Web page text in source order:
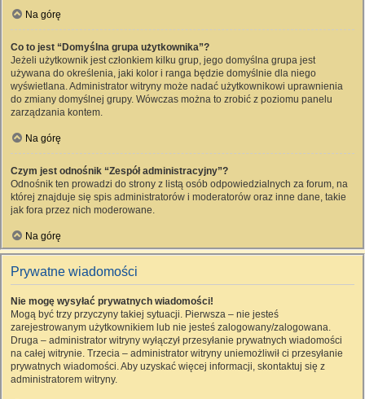
Na górę
Co to jest “Domyślna grupa użytkownika”?
Jeżeli użytkownik jest członkiem kilku grup, jego domyślna grupa jest
używana do określenia, jaki kolor i ranga będzie domyślnie dla niego
wyświetlana. Administrator witryny może nadać użytkownikowi uprawnienia
do zmiany domyślnej grupy. Wówczas można to zrobić z poziomu panelu
zarządzania kontem.
Na górę
Czym jest odnośnik “Zespół administracyjny”?
Odnośnik ten prowadzi do strony z listą osób odpowiedzialnych za forum, na
której znajduje się spis administratorów i moderatorów oraz inne dane, takie
jak fora przez nich moderowane.
Na górę
Prywatne wiadomości
Nie mogę wysyłać prywatnych wiadomości!
Mogą być trzy przyczyny takiej sytuacji. Pierwsza – nie jesteś
zarejestrowanym użytkownikiem lub nie jesteś zalogowany/zalogowana.
Druga – administrator witryny wyłączył przesyłanie prywatnych wiadomości
na całej witrynie. Trzecia – administrator witryny uniemożliwił ci przesyłanie
prywatnych wiadomości. Aby uzyskać więcej informacji, skontaktuj się z
administratorem witryny.